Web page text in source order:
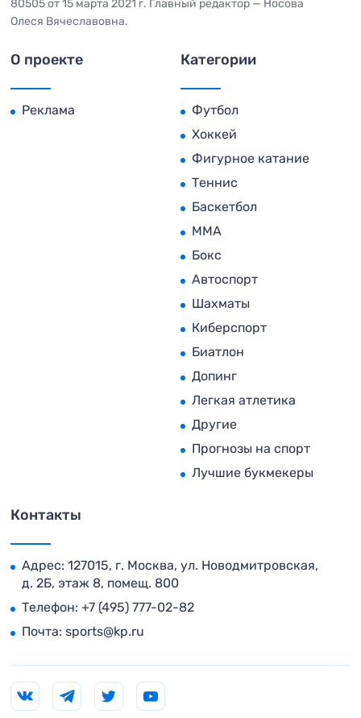
80505 от 15 марта 2021 г. Главный редактор — Носова
Олеся Вячеславовна.
О проекте
Реклама
Категории
Футбол
Хоккей
Фигурное катание
Теннис
Баскетбол
MMA
Бокс
Автоспорт
Шахматы
Киберспорт
Биатлон
Допинг
Легкая атлетика
Другие
Прогнозы на спорт
Лучшие букмекеры
Контакты
Адрес: 127015, г. Москва, ул. Новодмитровская,
д. 2Б, этаж 8, помещ. 800
Телефон: +7 (495) 777-02-82
Почта: sports@kp.ru